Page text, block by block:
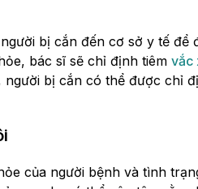
bị cắn đến cơ sở y tế để
bác sĩ sẽ chỉ định tiêm vắc
bị cắn có thể được chỉ
của người bệnh và tình